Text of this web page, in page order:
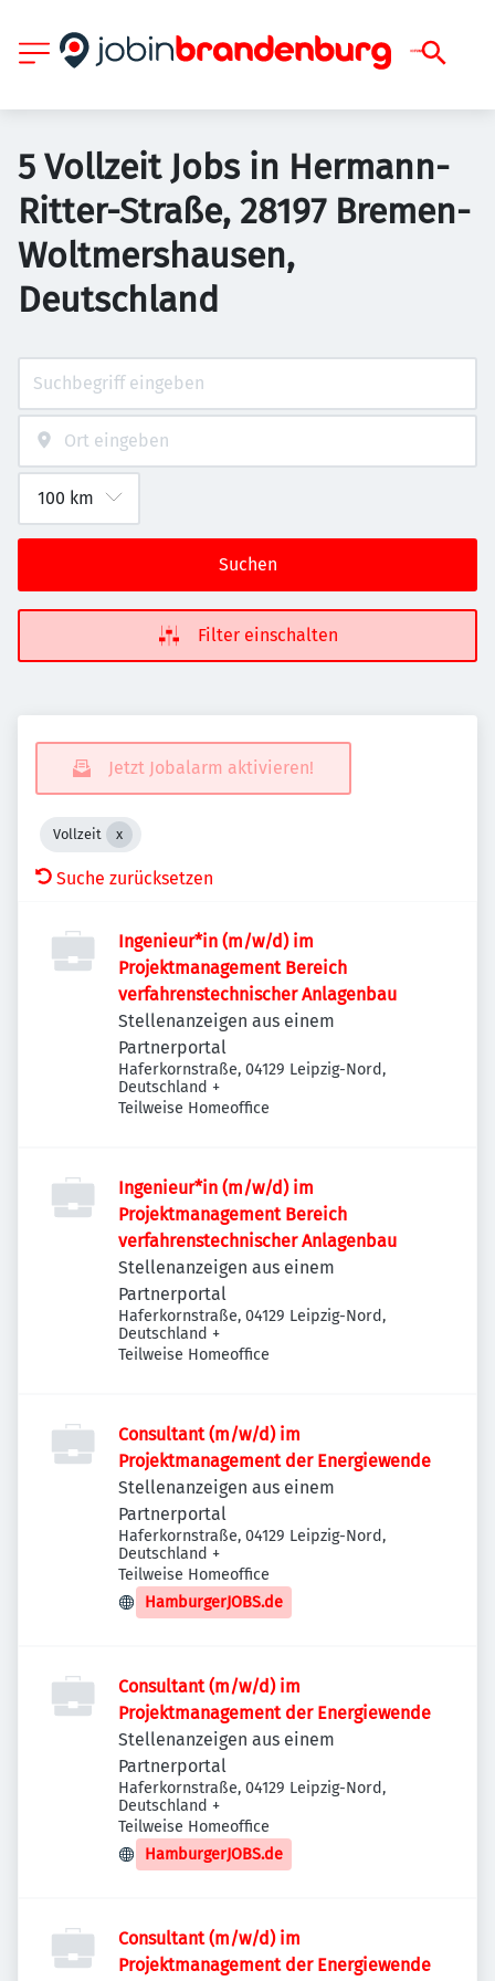
5 Vollzeit Jobs in Hermann-
Ritter-Straße, 28197 Bremen-
Woltmershausen,
Deutschland
Suchen
Filter einschalten
Jetzt Jobalarm aktivieren!
Vollzeit
Suche zurücksetzen
Ingenieur*in (m/w/d) im
Projektmanagement Bereich
verfahrenstechnischer Anlagenbau
Stellenanzeigen aus einem
Partnerportal
Haferkornstraße, 04129 Leipzig-Nord,
Deutschland +
Teilweise Homeoffice
Ingenieur*in (m/w/d) im
Projektmanagement Bereich
verfahrenstechnischer Anlagenbau
Stellenanzeigen aus einem
Partnerportal
Haferkornstraße, 04129 Leipzig-Nord,
Deutschland +
Teilweise Homeoffice
Consultant (m/w/d) im
Projektmanagement der Energiewende
Stellenanzeigen aus einem
Partnerportal
Haferkornstraße, 04129 Leipzig-Nord,
Deutschland +
Teilweise Homeoffice
HamburgerJOBS.de
Consultant (m/w/d) im
Projektmanagement der Energiewende
Stellenanzeigen aus einem
Partnerportal
Haferkornstraße, 04129 Leipzig-Nord,
Deutschland +
Teilweise Homeoffice
HamburgerJOBS.de
Consultant (m/w/d) im
Projektmanagement der Energiewende